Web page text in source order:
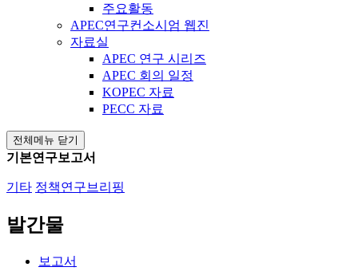
주요활동
APEC연구컨소시엄 웹진
자료실
APEC 연구 시리즈
APEC 회의 일정
KOPEC 자료
PECC 자료
전체메뉴 닫기
기본연구보고서
기타 정책연구브리핑
발간물
보고서